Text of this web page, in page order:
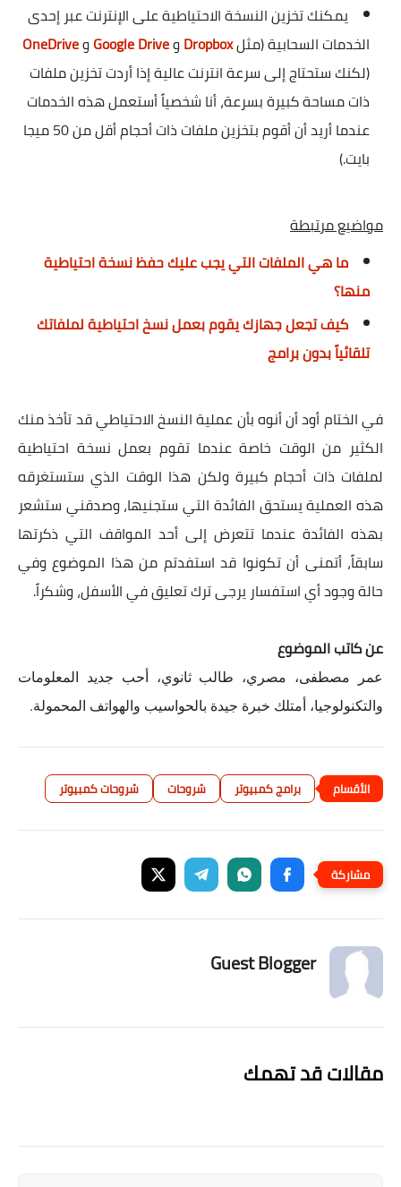
يمكنك تخزين النسخة الاحتياطية على الإنترنت عبر إحدى
الخدمات السحابية (مثلDropboxوGoogle DriveوOneDrive
(لكنك ستحتاج إلى سرعة انترنت عالية إذا أردت تخزين ملفات
ذات مساحة كبيرة بسرعة، أنا شخصياً أستعمل هذه الخدمات
عندما أريد أن أقوم بتخزين ملفات ذات أحجام أقل من 50 ميجا
بايت.)
مواضيع مرتبطة
ما هي الملفات التي يجب عليك حفظ نسخة احتياطية
منها؟
كيف تجعل جهازك يقوم بعمل نسخ احتياطية لملفاتك
تلقائياً بدون برامج
في الختام أود أن أنوه بأن عملية النسخ الاحتياطي قد تأخذ منك
الكثير من الوقت خاصة عندما تقوم بعمل نسخة احتياطية
لملفات ذات أحجام كبيرة ولكن هذا الوقت الذي ستستغرقه
هذه العملية يستحق الفائدة التي ستجنيها، وصدقني ستشعر
بهذه الفائدة عندما تتعرض إلى أحد المواقف التي ذكرتها
سابقاً، أتمنى أن تكونوا قد استفدتم من هذا الموضوع وفي
حالة وجود أي استفسار يرجى ترك تعليق في الأسفل، وشكراً.
عن كاتب الموضوع
عمر مصطفى، مصري، طالب ثانوي، أحب جديد المعلومات
والتكنولوجيا، أمتلك خبرة جيدة بالحواسيب والهواتف المحمولة.
برامج كمبيوتر شروحات شروحات كمبيوتر
Guest Blogger
مقالات قد تهمك